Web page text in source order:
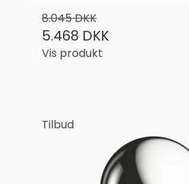
8.045 DKK
5.468 DKK
Vis produkt
Tilbud